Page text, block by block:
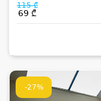
115 ₾
69 ₾
-27%